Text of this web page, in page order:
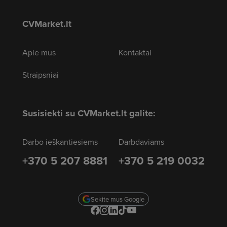
CVMarket.lt
Apie mus
Straipsniai
Kontaktai
Susisiekti su CVMarket.lt galite:
Darbo ieškantiesiems
+370 5 207 8881
Darbdaviams
+370 5 219 0032
Sekite mus Google